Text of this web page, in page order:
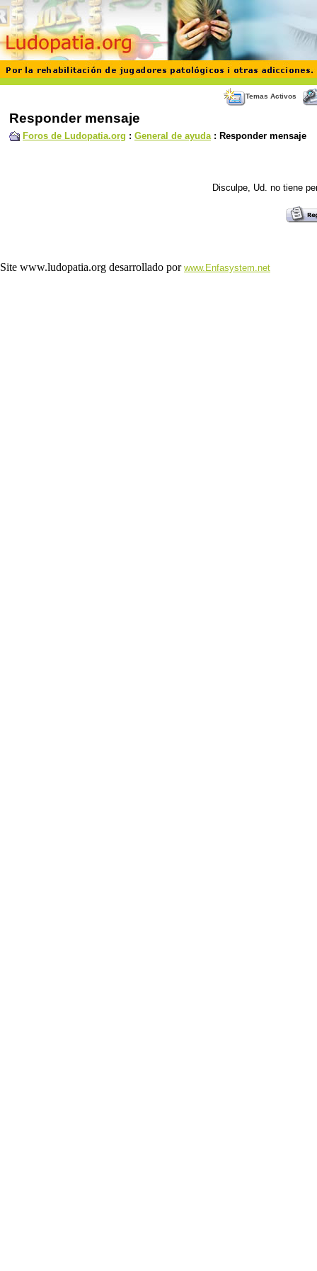
Temas Activos
Responder mensaje
Foros de Ludopatia.org : General de ayuda: Responder mensaje
Disculpe, Ud. no tiene
Site www.ludopatia.org desarrollado por www.Enfasystem.net